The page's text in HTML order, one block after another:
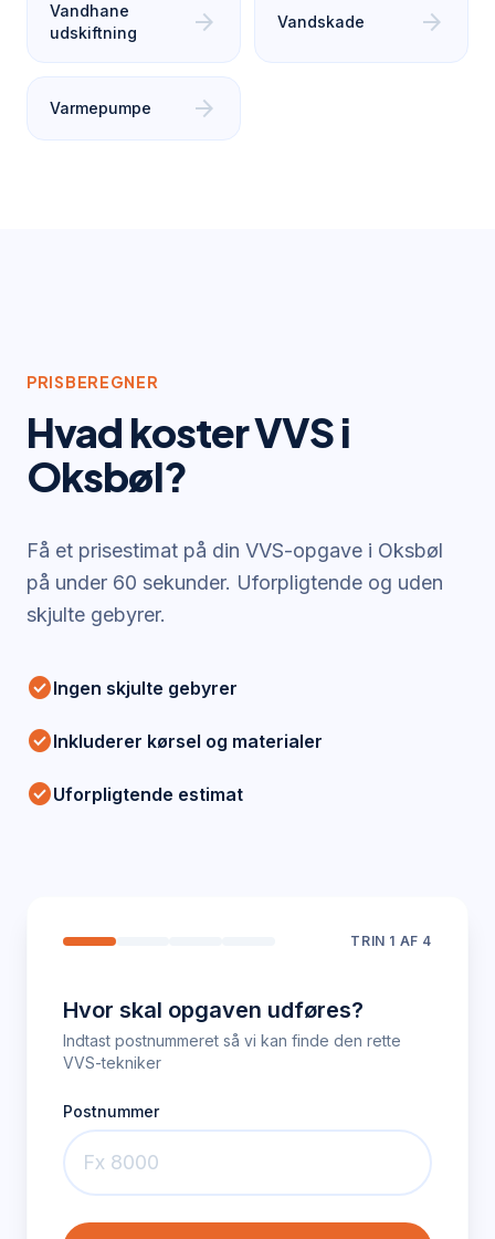
Vandhane
udskiftning
arrow_forward Vandskade arrow_forward
Varmepumpe arrow_forward
PRISBEREGNER
Hvad koster VVS i
Oksbøl?
Få et prisestimat på din VVS-opgave i Oksbøl
på under 60 sekunder. Uforpligtende og uden
skjulte gebyrer.
check_circleIngen skjulte gebyrer
check_circleInkluderer kørsel og materialer
check_circleUforpligtende estimat
TRIN 1 AF 4
Hvor skal opgaven udføres?
Indtast postnummeret så vi kan finde den rette
VVS-tekniker
Postnummer